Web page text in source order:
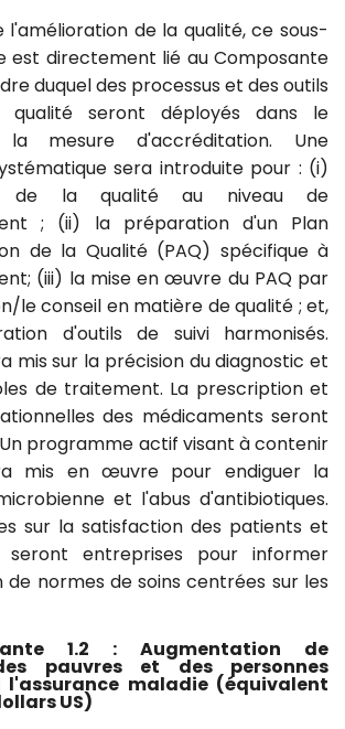
l'amélioration de la qualité, ce sous-
est directement lié au Composante
duquel des processus et des outils
qualité seront déployés dans le
mesure d'accréditation. Une
sera introduite pour : (i)
de la qualité au niveau de
; (ii) la préparation d'un Plan
de la Qualité (PAQ) spécifique à
(iii) la mise en œuvre du PAQ par
le conseil en matière de qualité ; et,
d'outils de suivi harmonisés.
mis sur la précision du diagnostic et
de traitement. La prescription et
des médicaments seront
programme actif visant à contenir
mis en œuvre pour endiguer la
et l'abus d'antibiotiques.
sur la satisfaction des patients et
seront entreprises pour informer
de normes de soins centrées sur les
1.2 : Augmentation de
pauvres et des personnes
l'assurance maladie(équivalent
US)